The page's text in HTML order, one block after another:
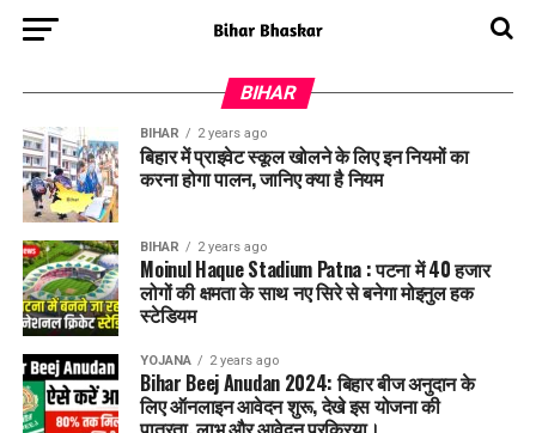
BIHAR
BIHAR 2 years ago
बिहार में प्राइवेट स्कूल खोलने के लिए इन नियमों का
करना होगा पालन, जानिए क्या है नियम
BIHAR 2 years ago
Moinul Haque Stadium Patna : पटना में 40 हजार
लोगों की क्षमता के साथ नए सिरे से बनेगा मोइनुल हक
स्टेडियम
YOJANA 2 years ago
Bihar Beej Anudan 2024: बिहार बीज अनुदान के
लिए ऑनलाइन आवेदन शुरू, देखे इस योजना की